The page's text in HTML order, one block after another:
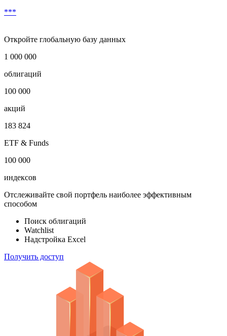
***
Откройте глобальную базу данных
1 000 000
облигаций
100 000
акций
183 824
ETF & Funds
100 000
индексов
Отслеживайте свой портфель наиболее эффективным
способом
Поиск облигаций
Watchlist
Надстройка Excel
Получить доступ